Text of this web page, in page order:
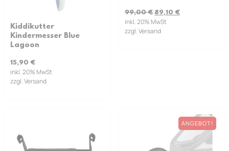
Kiddikutter
Kindermesser Blue
Lagoon
15,90 €
inkl. 20% MwSt
zzgl. Versand
99,00€ 89,10 €
inkl. 20% MwSt
zzgl. Versand
ANGEBOT!